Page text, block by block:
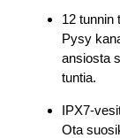
12 tunnin
Pysy
ansiosta
tuntia.
IPX7-
Ota